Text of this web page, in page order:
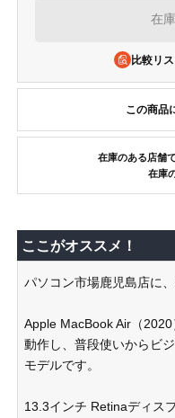
在
比較リ
この商品
在庫のある店舗
在庫
ここがオススメ！
パソコン市場鹿児島店に
Apple MacBook Air（
動作し、普段使いからビ
モデルです。
13.3インチ Retinaディス